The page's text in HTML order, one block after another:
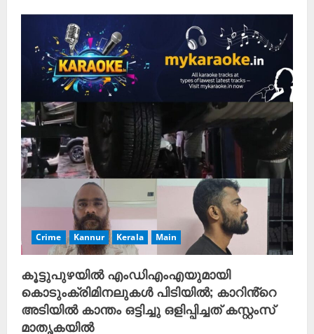
Crime Kannur Kerala Main
കൂട്ടുപുഴയിൽ എംഡിഎംഎയുമായി
കൊടുംക്രിമിനലുകൾ പിടിയിൽ; കാറിൻ്റെ
അടിയിൽ കാന്തം ഒട്ടിച്ചു ഒളിപ്പിച്ചത് കസ്റ്റംസ്
മാതൃകയിൽ